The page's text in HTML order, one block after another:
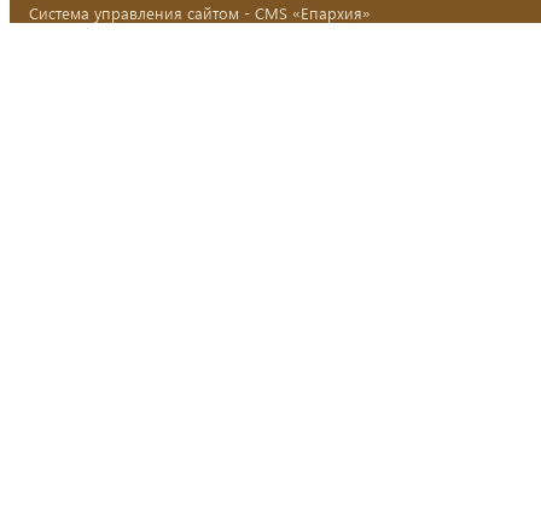
Система управления сайтом - CMS «Епархия»